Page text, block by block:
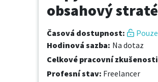
obsahový
Časová dostupnost:
Hodinová sazba: Na dotaz
Celkové pracovní zkušenosti
Profesní stav: Freelancer